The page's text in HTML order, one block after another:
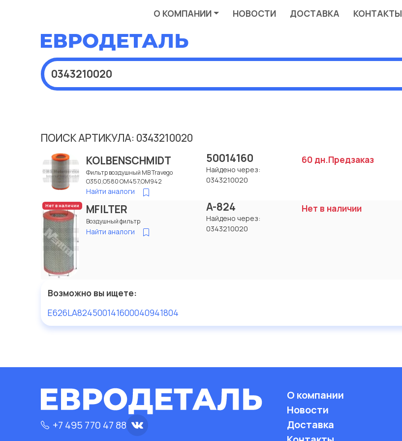
О КОМПАНИИ НОВОСТИ ДОСТАВКА КОНТАКТЫ
ПОИСК АРТИКУЛА: 0343210020
KOLBENSCHMIDT
Фильтр воздушный МВ Travego
O350,O580 OM457,OM942
Найти аналоги
50014160
Найдено через:
0343210020
60 дн.Предзаказ
Нет в наличии MFILTER
Воздушный фильтр
Найти аналоги
A-824
Найдено через:
0343210020
Нет в наличии
Возможно вы ищете:
E626LA824500141600040941804
+7 495 770 47 88
О компании
Новости
Доставка